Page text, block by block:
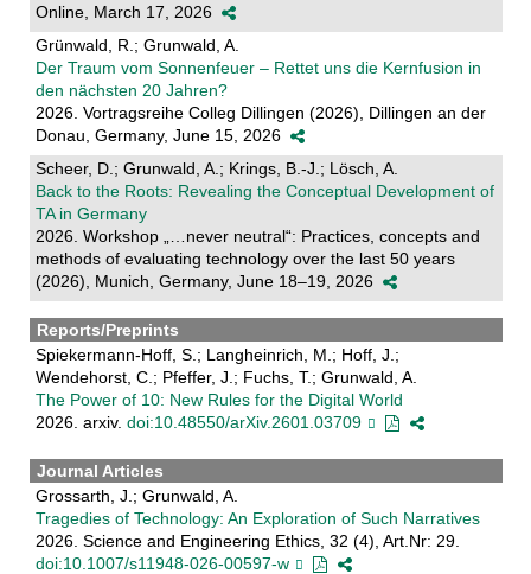
Online, March 17, 2026
Grünwald, R.; Grunwald, A.
Der Traum vom Sonnenfeuer – Rettet uns die Kernfusion in
den nächsten 20 Jahren?
2026. Vortragsreihe Colleg Dillingen (2026), Dillingen an der
Donau, Germany, June 15, 2026
Scheer, D.; Grunwald, A.; Krings, B.-J.; Lösch, A.
Back to the Roots: Revealing the Conceptual Development of
TA in Germany
2026. Workshop „…never neutral“: Practices, concepts and
methods of evaluating technology over the last 50 years
(2026), Munich, Germany, June 18–19, 2026
Reports/Preprints
Spiekermann-Hoff, S.; Langheinrich, M.; Hoff, J.;
Wendehorst, C.; Pfeffer, J.; Fuchs, T.; Grunwald, A.
The Power of 10: New Rules for the Digital World
2026. arxiv. doi:10.48550/arXiv.2601.03709
Journal Articles
Grossarth, J.; Grunwald, A.
Tragedies of Technology: An Exploration of Such Narratives
2026. Science and Engineering Ethics, 32 (4), Art.Nr: 29.
doi:10.1007/s11948-026-00597-w